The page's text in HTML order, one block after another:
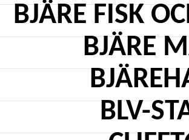
BJÄRE FISK
BJÄRE
BLV-